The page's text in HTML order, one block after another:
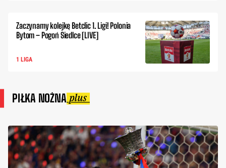
Zaczynamy kolejkę Betclic 1. Ligi! Polonia
Bytom – Pogoń Siedlce [LIVE]
1 LIGA
PIŁKA NOŻNA